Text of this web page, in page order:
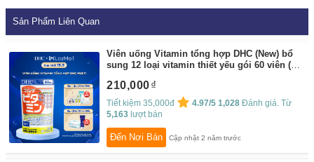
Sản Phẩm Liên Quan
Viên uống Vitamin tổng hợp DHC (New) bổ
sung 12 loại vitamin thiết yếu gói 60 viên (60
210,000
Tiết kiệm 35,000đ 4.97/5 1,028 Đánh giá. Từ
5,163 lượt bán
Đến Nơi Bán Cập nhật 2 năm trước